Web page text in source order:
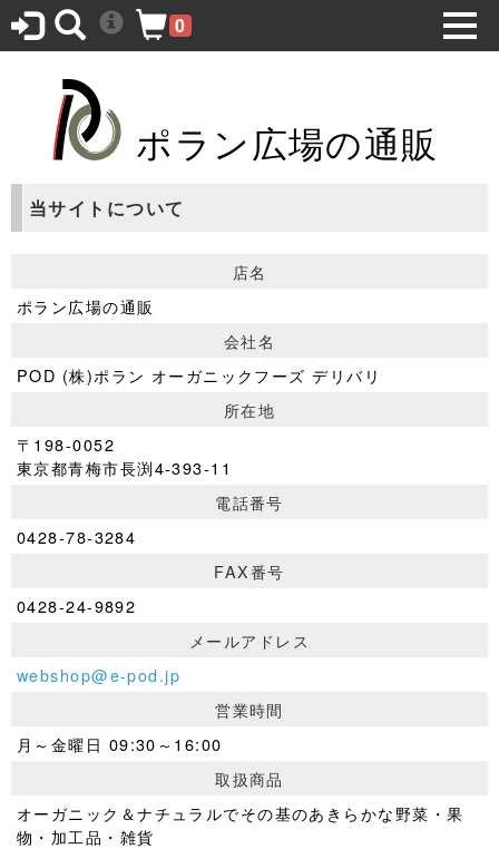
ポラン広場の通販
0
当サイトについて
店名
ポラン広場の通販
会社名
POD (株)ポラン オーガニックフーズ デリバリ
所在地
〒198-0052
東京都青梅市長渕4-393-11
電話番号
0428-78-3284
FAX番号
0428-24-9892
メールアドレス
webshop@e-pod.jp
営業時間
月～金曜日 09:30～16:00
取扱商品
オーガニック＆ナチュラルでその基のあきらかな野菜・果
物・加工品・雑貨